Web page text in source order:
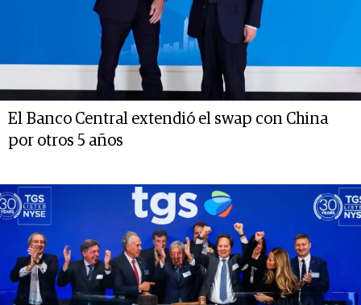
El Banco Central extendió el swap con China
por otros 5 años